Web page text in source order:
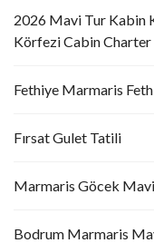
2026 Mavi Tur Kabin
Körfezi Cabin Charter
Fethiye Marmaris
Fırsat Gulet Tatili
Marmaris Göcek
Bodrum Marmaris